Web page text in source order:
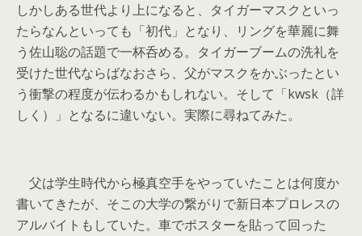
しかしある世代より上になると、タイガーマスクといっ
たらなんといっても「初代」となり、リングを華麗に舞
う佐山聡の話題で一杯呑める。タイガーブームの洗礼を
受けた世代ならばなおさら、父がマスクをかぶったとい
う衝撃の程度が伝わるかもしれない。そして「kwsk（詳
しく）」となるに違いない。実際に尋ねてみた。
父は学生時代から極真空手をやっていたことは何度か
書いてきたが、そこの大学の繋がりで新日本プロレスの
アルバイトもしていた。車でポスターを貼って回った